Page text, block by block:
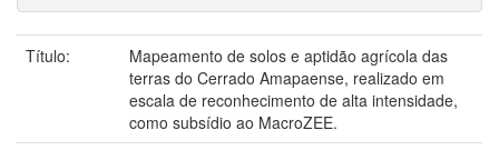
Título:
Mapeamento de solos e aptidão agrícola das
terras do Cerrado Amapaense, realizado em
escala de reconhecimento de alta intensidade,
como subsídio ao MacroZEE.